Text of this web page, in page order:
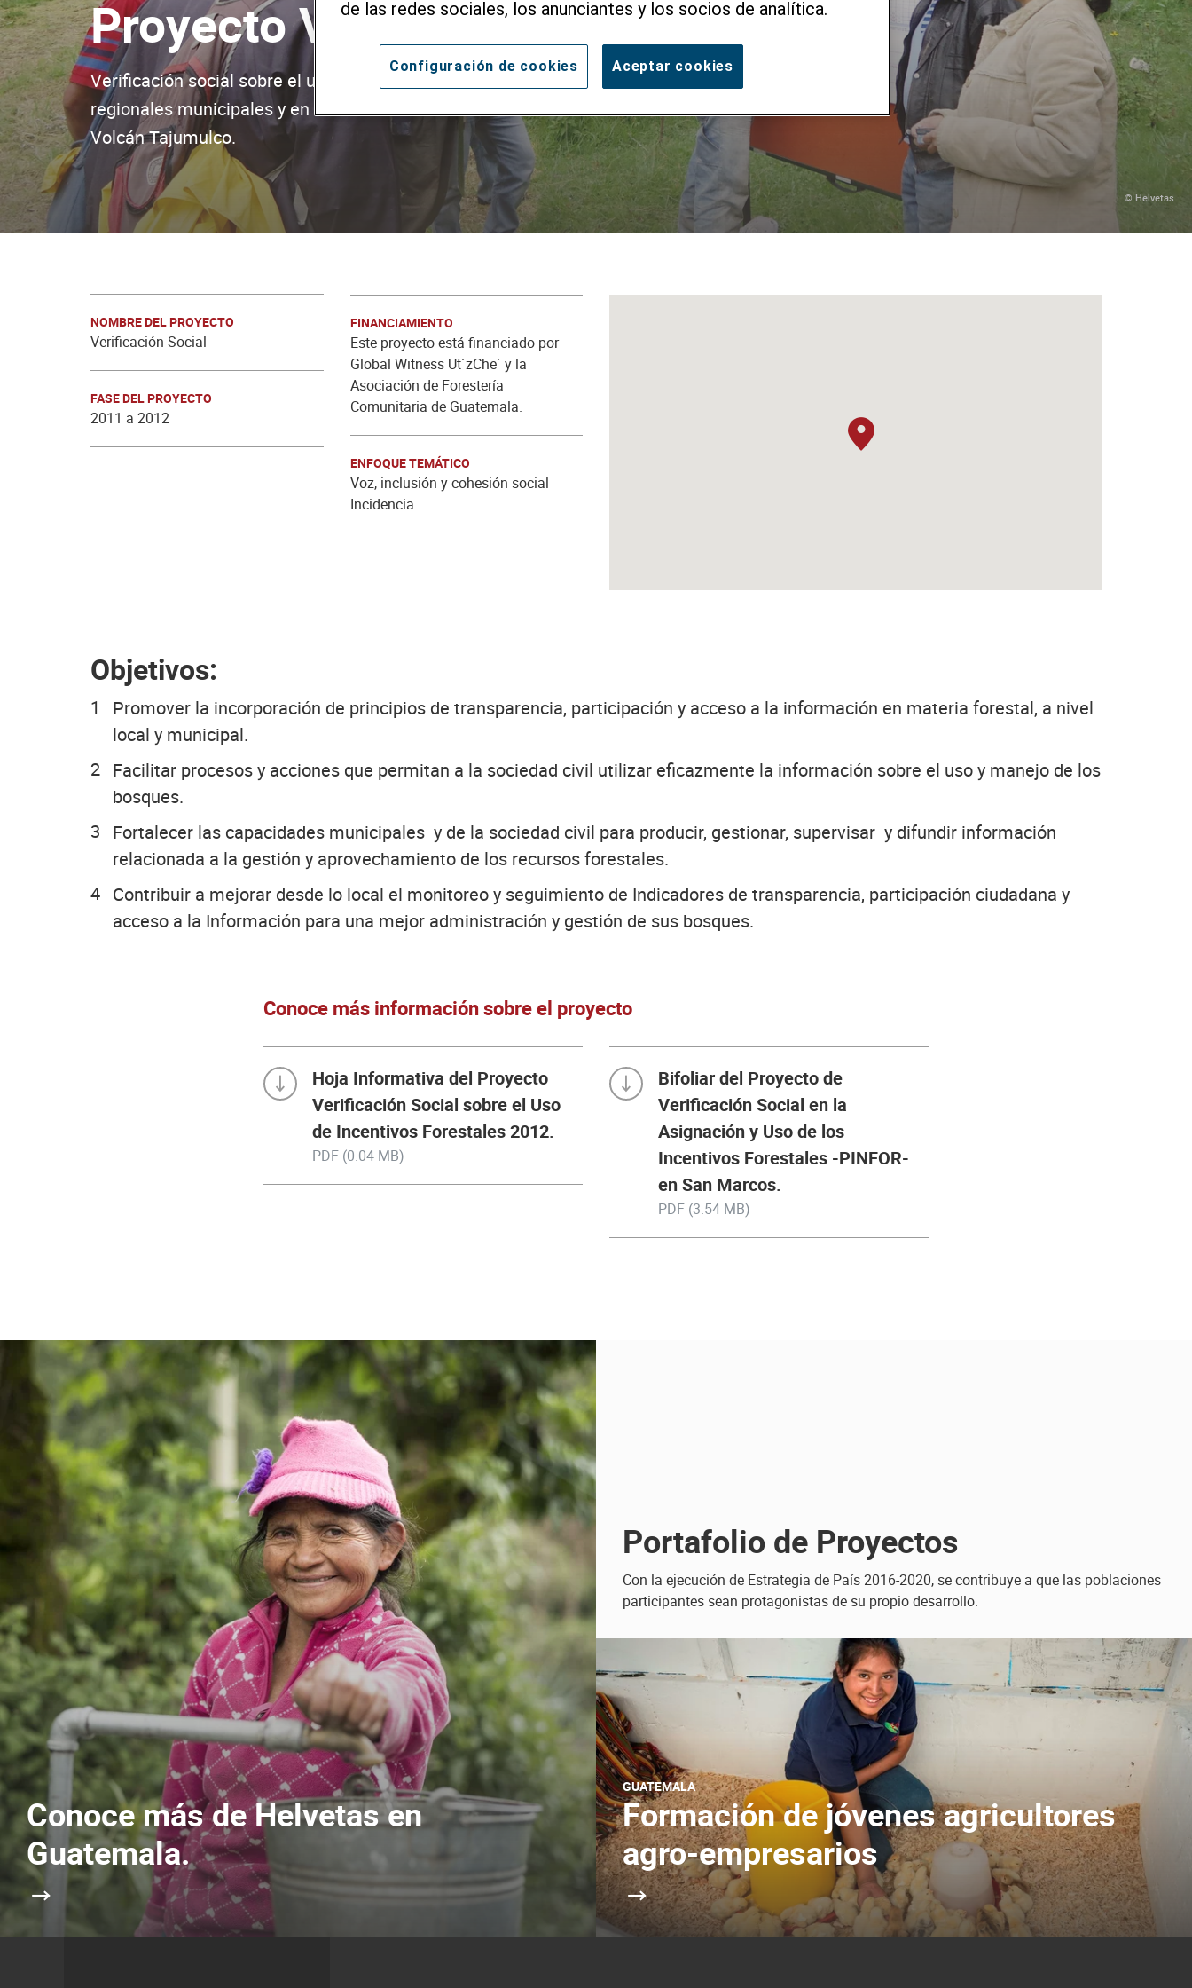
Proyecto Verificación Social
Verificación social sobre el uso de incentivos forestales en parques
regionales municipales y en la zona comunitaria de veda definitiva del
Volcán Tajumulco.
© Helvetas
NOMBRE DEL PROYECTO
Verificación Social
FASE DEL PROYECTO
2011 a 2012
FINANCIAMIENTO
Este proyecto está financiado por
Global Witness Ut´zChe´ y la
Asociación de Forestería
Comunitaria de Guatemala.
ENFOQUE TEMÁTICO
Voz, inclusión y cohesión social
Incidencia
Objetivos:
Promover la incorporación de principios de transparencia, participación y acceso a la información en materia forestal, a nivel
local y municipal.
Facilitar procesos y acciones que permitan a la sociedad civil utilizar eficazmente la información sobre el uso y manejo de los
bosques.
Fortalecer las capacidades municipales y de la sociedad civil para producir, gestionar, supervisar y difundir información
relacionada a la gestión y aprovechamiento de los recursos forestales.
Contribuir a mejorar desde lo local el monitoreo y seguimiento de Indicadores de transparencia, participación ciudadana y
acceso a la Información para una mejor administración y gestión de sus bosques.
Conoce más información sobre el proyecto
Hoja Informativa del Proyecto
Verificación Social sobre el Uso
de Incentivos Forestales 2012.
PDF (0.04 MB)
Bifoliar del Proyecto de
Verificación Social en la
Asignación y Uso de los
Incentivos Forestales -PINFOR-
en San Marcos.
PDF (3.54 MB)
Conoce más de Helvetas en
Guatemala.
Portafolio de Proyectos
Con la ejecución de Estrategia de País 2016-2020, se contribuye a que las poblaciones
participantes sean protagonistas de su propio desarrollo.
GUATEMALA
Formación de jóvenes agricultores
agro-empresarios
de las redes sociales, los anunciantes y los socios de analítica.
Aceptar cookies
Configuración de cookies